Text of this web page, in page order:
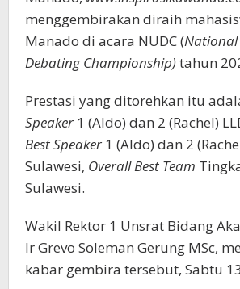
menggembirakan diraih
Manado di acara NUDC (National
Debating Championship)tahun
Prestasi yang ditorehkan itu
Speaker 1 (Aldo) dan 2 (Rachel)
Best Speaker 1 (Aldo) dan 2
Sulawesi, Overall Best Team
Sulawesi.
Wakil Rektor 1 Unsrat Bidang
Ir Grevo Soleman Gerung MSc,
kabar gembira tersebut, Sabtu